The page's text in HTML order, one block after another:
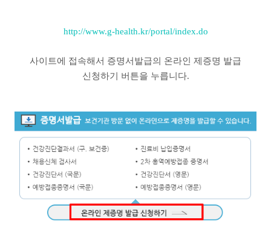
http://www.g-health.kr/portal/index.do
사이트에 접속해서 증명서발급의 온라인 제증명 발급
신청하기 버튼을 누릅니다.